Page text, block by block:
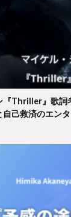
『Thriller』歌詞
己救済のエン